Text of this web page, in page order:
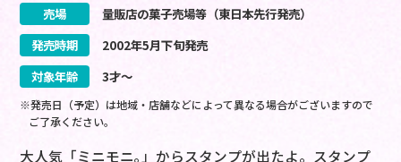
売場
量販店の菓子売場等（東日本先行発売）
発売時期
2002年5月下旬発売
対象年齢
3才～
※発売日（予定）は地域・店舗などによって異なる場合がございますので
ご了承ください。
大人気「ミニモニ｡」からスタンプが出たよ。スタンプ